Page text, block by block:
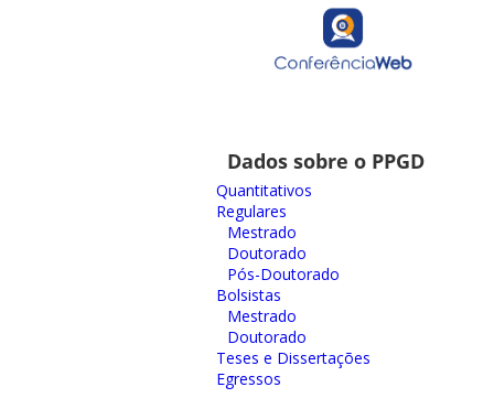
Dados sobre o PPGD
Quantitativos
Regulares
Mestrado
Doutorado
Pós-Doutorado
Bolsistas
Mestrado
Doutorado
Teses e Dissertações
Egressos